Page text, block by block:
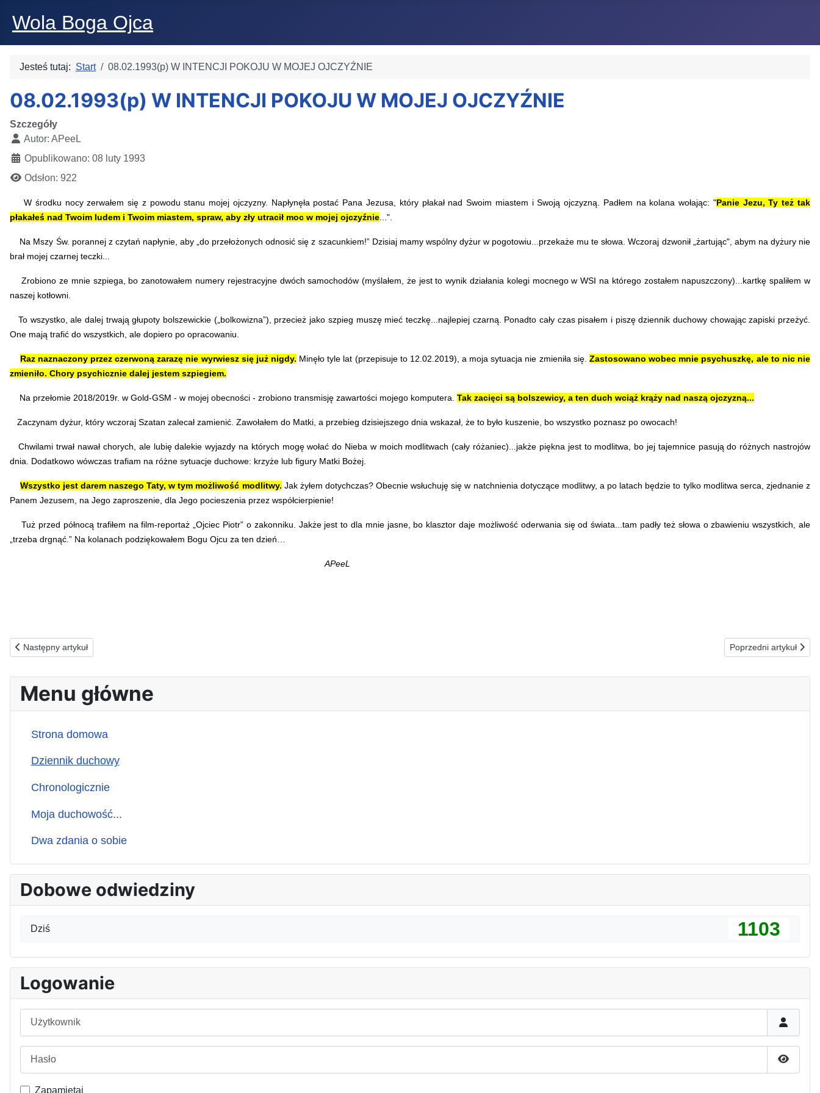
Wola Boga Ojca
Jesteś tutaj: Start 08.02.1993(p) W INTENCJI POKOJU W MOJEJ OJCZYŹNIE
08.02.1993(p) W INTENCJI POKOJU W MOJEJ OJCZYŹNIE
Szczegóły
Autor: APeeL
Opublikowano: 08 luty 1993
Odsłon: 922
W środku nocy zerwałem się z powodu stanu mojej ojczyzny. Napłynęła postać Pana Jezusa, który płakał nad Swoim miastem i Swoją ojczyzną. Padłem na kolana wołając: "Panie Jezu, Ty też tak
płakałeś nad Twoim ludem i Twoim miastem, spraw, aby zły utracił moc w mojej ojczyźnie ...".
Na Mszy Św. porannej z czytań napłynie, aby „do przełożonych odnosić się z szacunkiem!” Dzisiaj mamy wspólny dyżur w pogotowiu...przekaże mu te słowa. Wczoraj dzwonił „żartując", abym na dyżury nie
brał mojej czarnej teczki...
Zrobiono ze mnie szpiega, bo zanotowałem numery rejestracyjne dwóch samochodów (myślałem, że jest to wynik działania kolegi mocnego w WSI na którego zostałem napuszczony)...kartkę spaliłem w
naszej kotłowni.
To wszystko, ale dalej trwają głupoty bolszewickie („bolkowizna”), przecież jako szpieg muszę mieć teczkę...najlepiej czarną. Ponadto cały czas pisałem i piszę dziennik duchowy chowając zapiski przeżyć.
One mają trafić do wszystkich, ale dopiero po opracowaniu.
Raz naznaczony przez czerwoną zarazę nie wyrwiesz się już nigdy. Minęło tyle lat (przepisuje to 12.02.2019), a moja sytuacja nie zmieniła się. Zastosowano wobec mnie psychuszkę, ale to nic nie
zmieniło. Chory psychicznie dalej jestem szpiegiem.
Na przełomie 2018/2019r. w Gold-GSM - w mojej obecności - zrobiono transmisję zawartości mojego komputera. Tak zacięci są bolszewicy, a ten duch wciąż krąży nad naszą ojczyzną...
Zaczynam dyżur, który wczoraj Szatan zalecał zamienić. Zawołałem do Matki, a przebieg dzisiejszego dnia wskazał, że to było kuszenie, bo wszystko poznasz po owocach!
Chwilami trwał nawał chorych, ale lubię dalekie wyjazdy na których mogę wołać do Nieba w moich modlitwach (cały różaniec)...jakże piękna jest to modlitwa, bo jej tajemnice pasują do różnych nastrojów
dnia. Dodatkowo wówczas trafiam na różne sytuacje duchowe: krzyże lub figury Matki Bożej.
Wszystko jest darem naszego Taty, w tym możliwość modlitwy. Jak żyłem dotychczas? Obecnie wsłuchuję się w natchnienia dotyczące modlitwy, a po latach będzie to tylko modlitwa serca, zjednanie z
Panem Jezusem, na Jego zaproszenie, dla Jego pocieszenia przez współcierpienie!
Tuż przed północą trafiłem na film-reportaż „Ojciec Piotr” o zakonniku. Jakże jest to dla mnie jasne, bo klasztor daje możliwość oderwania się od świata...tam padły też słowa o zbawieniu wszystkich, ale
„trzeba drgnąć.” Na kolanach podziękowałem Bogu Ojcu za ten dzień…
APeeL
Poprzednia strona: 09.02.1993(w) ZA OSTATNICH
Następny artykuł Następna strona:
Poprzedni artykuł
Menu główne
Strona domowa
Dziennik duchowy
Chronologicznie
Moja duchowość...
Dwa zdania o sobie
Dobowe odwiedziny
Dziś 1103
Logowanie
Pokaż
Zapamiętaj